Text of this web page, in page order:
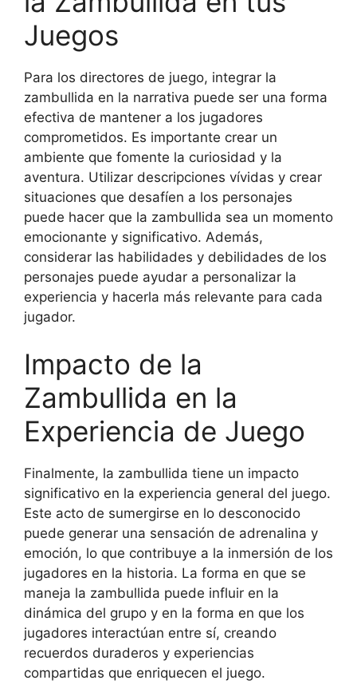
Juegos
Para los directores de juego, integrar la
zambullida en la narrativa puede ser una forma
efectiva de mantener a los jugadores
comprometidos. Es importante crear un
ambiente que fomente la curiosidad y la
aventura. Utilizar descripciones vívidas y crear
situaciones que desafíen a los personajes
puede hacer que la zambullida sea un momento
emocionante y significativo. Además,
considerar las habilidades y debilidades de los
personajes puede ayudar a personalizar la
experiencia y hacerla más relevante para cada
jugador.
Impacto de la
Zambullida en la
Experiencia de Juego
Finalmente, la zambullida tiene un impacto
significativo en la experiencia general del juego.
Este acto de sumergirse en lo desconocido
puede generar una sensación de adrenalina y
emoción, lo que contribuye a la inmersión de los
jugadores en la historia. La forma en que se
maneja la zambullida puede influir en la
dinámica del grupo y en la forma en que los
jugadores interactúan entre sí, creando
recuerdos duraderos y experiencias
compartidas que enriquecen el juego.